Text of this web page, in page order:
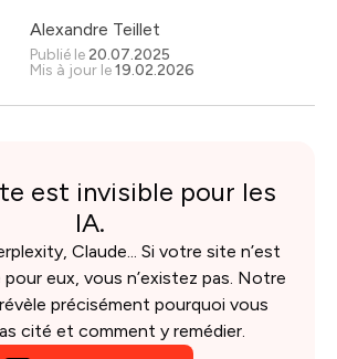
Alexandre Teillet
Publié le 20.07.2025
Mis à jour le19.02.2026
est invisible pour les
IA.
Claude... Si votre site n’est
eux, vous n’existez pas. Notre
précisément pourquoi vous
cité et comment y remédier.